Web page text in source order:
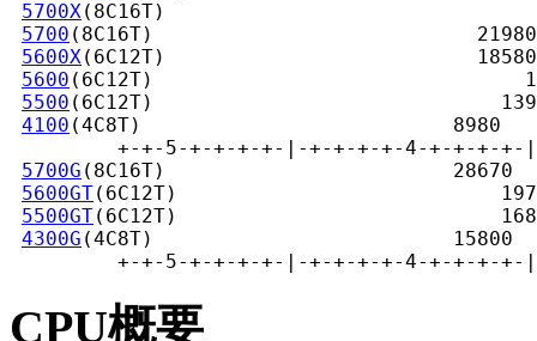
5700X (8C16T)
5700 (8C16T)                           21980
5600X (6C12T)                          18580
5600 (6C12T)
5500 (6C12T)
4100 (4C8T)                          8980
+-+-5-+-+-+-+-|-+-+-+-+-4-+-+-+-
5700G (8C16T)                        28670
5600GT(6C12T)
5500GT(6C12T)
4300G (4C8T)                         15800
+-+-5-+-+-+-+-|-+-+-+-+-4-+-+-+-
CPU概要